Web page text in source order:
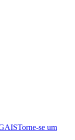
Torne-se um